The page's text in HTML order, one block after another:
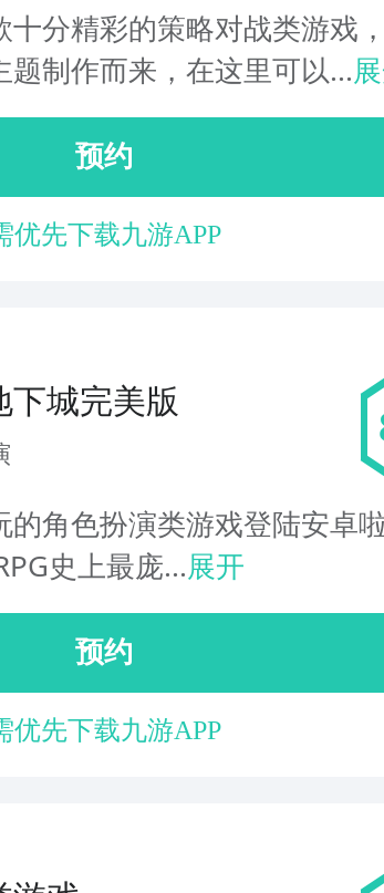
十分精彩的策略对战类游戏
制作而来，在这里可以...
预约
优先下载九游APP
下城完美版
角色扮演类游戏登陆安卓
史上最庞...展开
预约
优先下载九游APP